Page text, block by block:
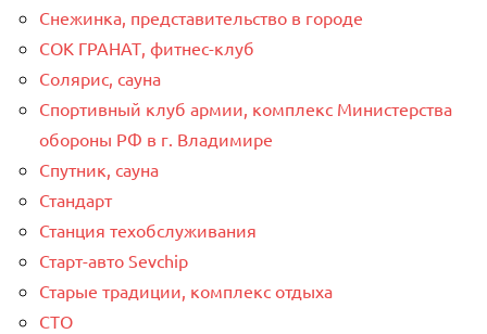
Снежинка, представительство в городе
СОК ГРАНАТ, фитнес-клуб
Солярис, сауна
Спортивный клуб армии, комплекс Министерства
обороны РФ в г. Владимире
Спутник, сауна
Стандарт
Станция техобслуживания
Старт-авто Sevchip
Старые традиции, комплекс отдыха
СТО